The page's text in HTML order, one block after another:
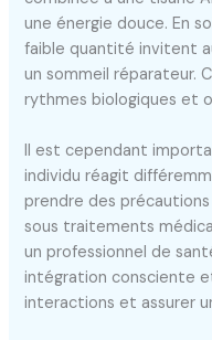
une énergie douce. En
faible quantité invitent
un sommeil réparateur.
rythmes biologiques et
Il est cependant
individu réagit
prendre des
sous traitements
un professionnel de
intégration consciente
interactions et assurer